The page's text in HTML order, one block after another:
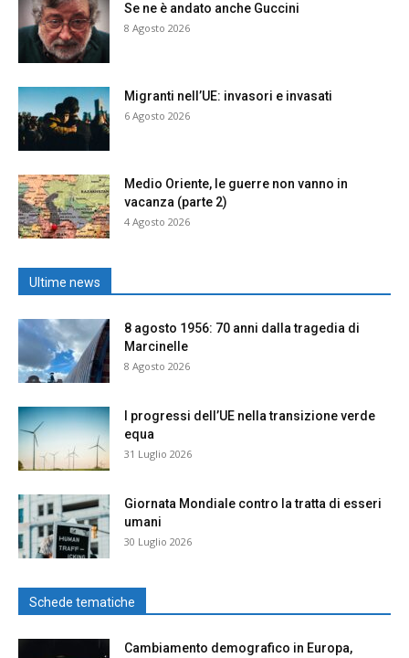
Se ne è andato anche Guccini
8 Agosto 2026
Migranti nell’UE: invasori e invasati
6 Agosto 2026
Medio Oriente, le guerre non vanno in
vacanza (parte 2)
4 Agosto 2026
Ultime news
8 agosto 1956: 70 anni dalla tragedia di
Marcinelle
8 Agosto 2026
I progressi dell’UE nella transizione verde
equa
31 Luglio 2026
Giornata Mondiale contro la tratta di esseri
umani
30 Luglio 2026
Schede tematiche
Cambiamento demografico in Europa,